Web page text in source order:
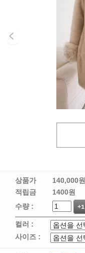
상품가 140,000원
적립금
1400원
수량 :
+1
컬러 :
사이즈 :